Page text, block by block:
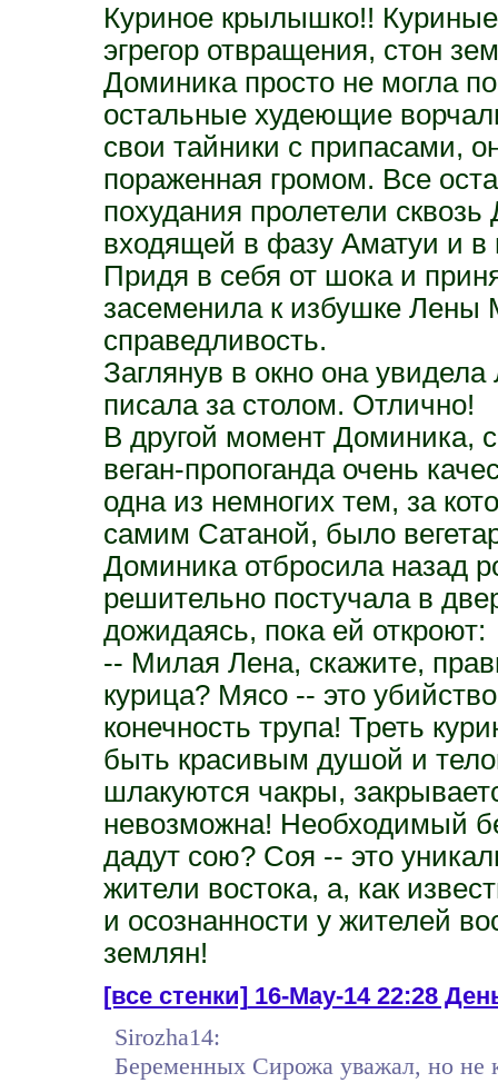
Куриное крылышко!!
эгрегор отвращения, стон
Доминика просто не могла
остальные худеющие
свои тайники с припасами,
пораженная громом. Все
похудания пролетели
входящей в фазу Аматуи и в
Придя в себя от шока и
засеменила к избушке Лены
справедливость.
Заглянув в окно она увидела
писала за столом. Отлично!
В другой момент Доминика,
веган-пропоганда очень
одна из немногих тем, за
самим Сатаной, было
Доминика отбросила назад
решительно постучала в
дожидаясь, пока ей откроют:
-- Милая Лена, скажите,
курица? Мясо -- это
конечность трупа! Треть
быть красивым душой и
шлакуются чакры,
невозможна! Необходимый
дадут сою? Соя -- это
жители востока, а, как
и осознанности у жителей
землян!
[все стенки]16-May-14 22:28
Sirozha14:
Беременных Сирожа уважал, но не